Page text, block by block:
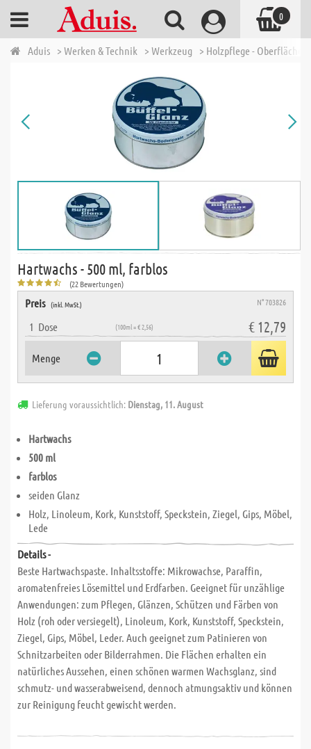
Aduis > Werken & Technik > Werkzeug > Holzpflege -
Hartwachs - 500 ml, farblos
(22 Bewertungen)
Preis (inkl. MwSt.) N° 703826
1 Dose (100ml = € 2,56) € 12,79
Menge
Lieferung voraussichtlich: Dienstag, 11. August
Hartwachs
500 ml
farblos
seiden Glanz
Holz, Linoleum, Kork, Kunststoff, Speckstein, Ziegel, Gips, Möbel,
Lede
Details -
Beste Hartwachspaste. Inhaltsstoffe: Mikrowachse, Paraffin,
aromatenfreies Lösemittel und Erdfarben. Geeignet für unzählige
Anwendungen: zum Pflegen, Glänzen, Schützen und Färben von
Holz (roh oder versiegelt), Linoleum, Kork, Kunststoff, Speckstein,
Ziegel, Gips, Möbel, Leder. Auch geeignet zum Patinieren von
Schnitzarbeiten oder Bilderrahmen. Die Flächen erhalten ein
natürliches Aussehen, einen schönen warmen Wachsglanz, sind
schmutz- und wasserabweisend, dennoch atmungsaktiv und können
zur Reinigung feucht gewischt werden.
0